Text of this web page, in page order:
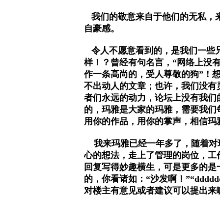
我们的敬意来自于他们的无私，
自豪感。
令人不愿意看到的，是我们一些
样！？曾经有句名言，“网络上没
作一条高尚的，受人尊敬的狗”！
不出动人的文章；也许，我们没
者们永远的动力，论坛上没有我
的，玛雅是大家的玛雅，需要我
用你的作品，用你的掌声，相信
我来玛雅已经一年多了，随着对
心的想法，走上了管理的岗位，
回复写得妙趣横生，可是更多的
的，你看诸如：“沙发啊！
对楼主有意见或者建议可以提出